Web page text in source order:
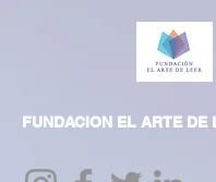
FUNDACION EL ARTE DE